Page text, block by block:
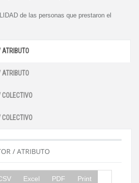
de las personas que prestaron el
ATRIBUTO
/ ATRIBUTO
Excel PDF Print